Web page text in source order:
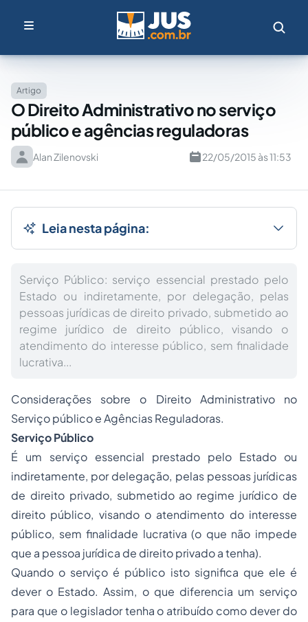
Artigo
O Direito Administrativo no serviço
público e agências reguladoras
Alan Zilenovski 22/05/2015 às 11:53
Leia nesta página:
Serviço Público: serviço essencial prestado pelo
Estado ou indiretamente, por delegação, pelas
pessoas jurídicas de direito privado, submetido ao
regime jurídico de direito público, visando o
atendimento do interesse público, sem finalidade
lucrativa...
Considerações sobre o Direito Administrativo no
Serviço público e Agências Reguladoras.
Serviço Público
É um serviço essencial prestado pelo Estado ou
indiretamente, por delegação, pelas pessoas jurídicas
de direito privado, submetido ao regime jurídico de
direito público, visando o atendimento do interesse
público, sem finalidade lucrativa (o que não impede
que a pessoa jurídica de direito privado a tenha).
Quando o serviço é público isto significa que ele é
dever o Estado. Assim, o que diferencia um serviço
para que o legislador tenha o atribuído como dever do